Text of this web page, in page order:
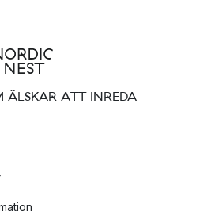
ÄLSKAR ATT INREDA